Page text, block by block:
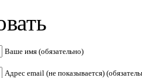
Ваше имя (обязательно)
Адрес email (не показывается)